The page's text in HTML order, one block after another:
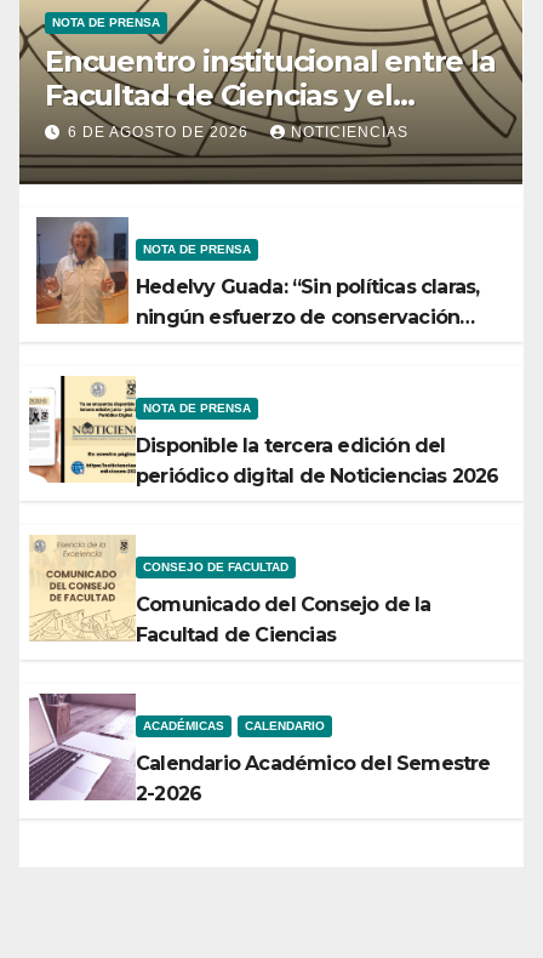
NOTA DE PRENSA
Encuentro institucional entre la
Facultad de Ciencias y el
Ministerio de Ciencia y
Tecnología
6 DE AGOSTO DE 2026 NOTICIENCIAS
NOTA DE PRENSA
Hedelvy Guada: “Sin políticas claras,
ningún esfuerzo de conservación
NOTA DE PRENSA
Disponible la tercera edición del
periódico digital de Noticiencias 2026
CONSEJO DE FACULTAD
Comunicado del Consejo de la
Facultad de Ciencias
ACADÉMICAS CALENDARIO
Calendario Académico del Semestre
2-2026